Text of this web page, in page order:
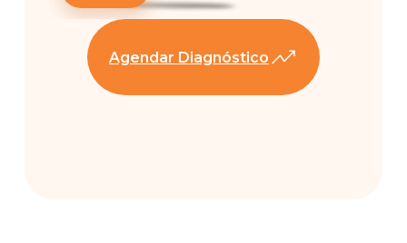
Agendar Diagnóstico